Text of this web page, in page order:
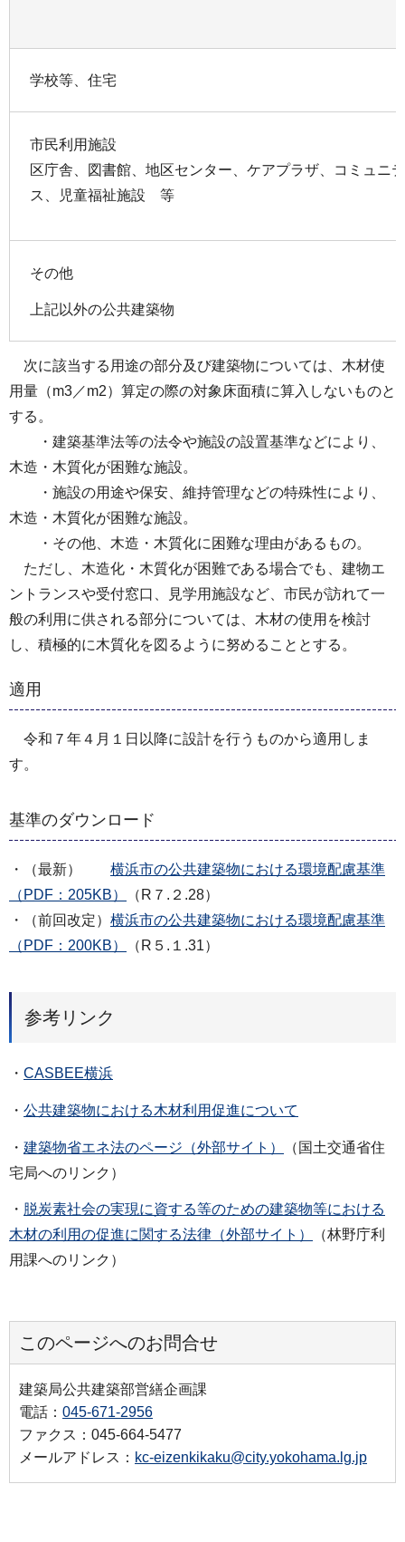
学校等、住宅
市民利用施設
区庁舎、図書館、地区センター、ケアプラザ、コミュニ
ス、児童福祉施設 等
その他
上記以外の公共建築物
次に該当する用途の部分及び建築物については、木材使
用量（m3／m2）算定の際の対象床面積に算入しないものと
する。
・建築基準法等の法令や施設の設置基準などにより、
木造・木質化が困難な施設。
・施設の用途や保安、維持管理などの特殊性により、
木造・木質化が困難な施設。
・その他、木造・木質化に困難な理由があるもの。
ただし、木造化・木質化が困難である場合でも、建物エ
ントランスや受付窓口、見学用施設など、市民が訪れて一
般の利用に供される部分については、木材の使用を検討
し、積極的に木質化を図るように努めることとする。
適用
令和７年４月１日以降に設計を行うものから適用しま
す。
基準のダウンロード
・（最新） 横浜市の公共建築物における環境配慮基準
（PDF：205KB）
（R７.２.28）
・（前回改定） 横浜市の公共建築物における環境配慮基準
（PDF：200KB）
（R５.１.31）
参考リンク
・ CASBEE横浜
・ 公共建築物における木材利用促進について
・ 建築物省エネ法のページ（外部サイト）
（国土交通省住
宅局へのリンク）
・ 脱炭素社会の実現に資する等のための建築物等における
木材の利用の促進に関する法律（外部サイト）
（林野庁利
用課へのリンク）
このページへのお問合せ
建築局公共建築部営繕企画課
電話： 045-671-2956
ファクス：045-664-5477
メールアドレス： kc-eizenkikaku@city.yokohama.lg.jp